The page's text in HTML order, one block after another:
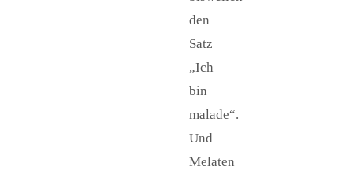
den
Satz
„Ich
bin
malade“.
Und
Melaten